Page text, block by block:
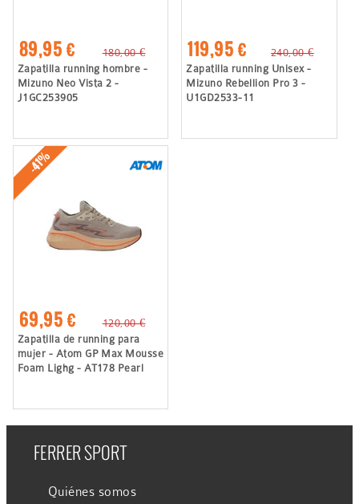
89,95 €
180,00 €
Zapatilla running hombre -
Mizuno Neo Vista 2 -
J1GC253905
119,95 €
240,00 €
Zapatilla running Unisex -
Mizuno Rebellion Pro 3 -
U1GD2533-11
-41%
69,95 €
120,00 €
Zapatilla de running para
mujer - Atom GP Max Mousse
Foam Lighg - AT178 Pearl
FERRER SPORT
Quiénes somos